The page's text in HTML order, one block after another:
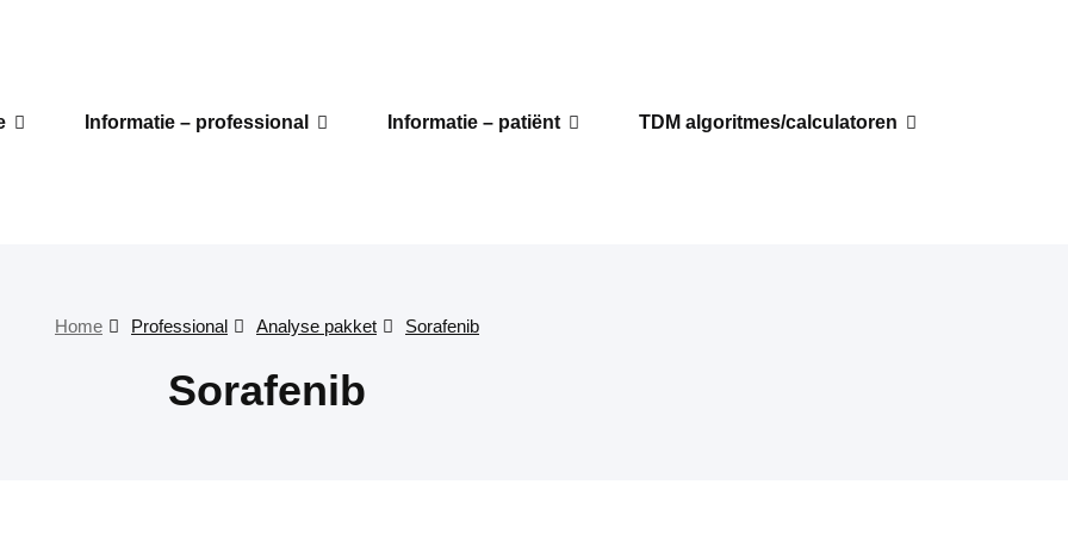
Informatie – professional Informatie – patiënt TDM algoritmes/calculatoren
Home Professional Analyse pakket Sorafenib
Sorafenib